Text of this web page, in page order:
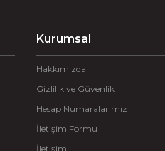
Kurumsal
Hakkımızda
Gizlilik ve Güvenlik
Hesap Numaralarımız
İletişim Formu
İletişim